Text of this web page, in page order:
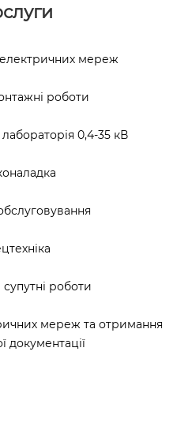
мереж
роботи
0,4-35 кВ
супутні роботи
мереж та отримання
документації